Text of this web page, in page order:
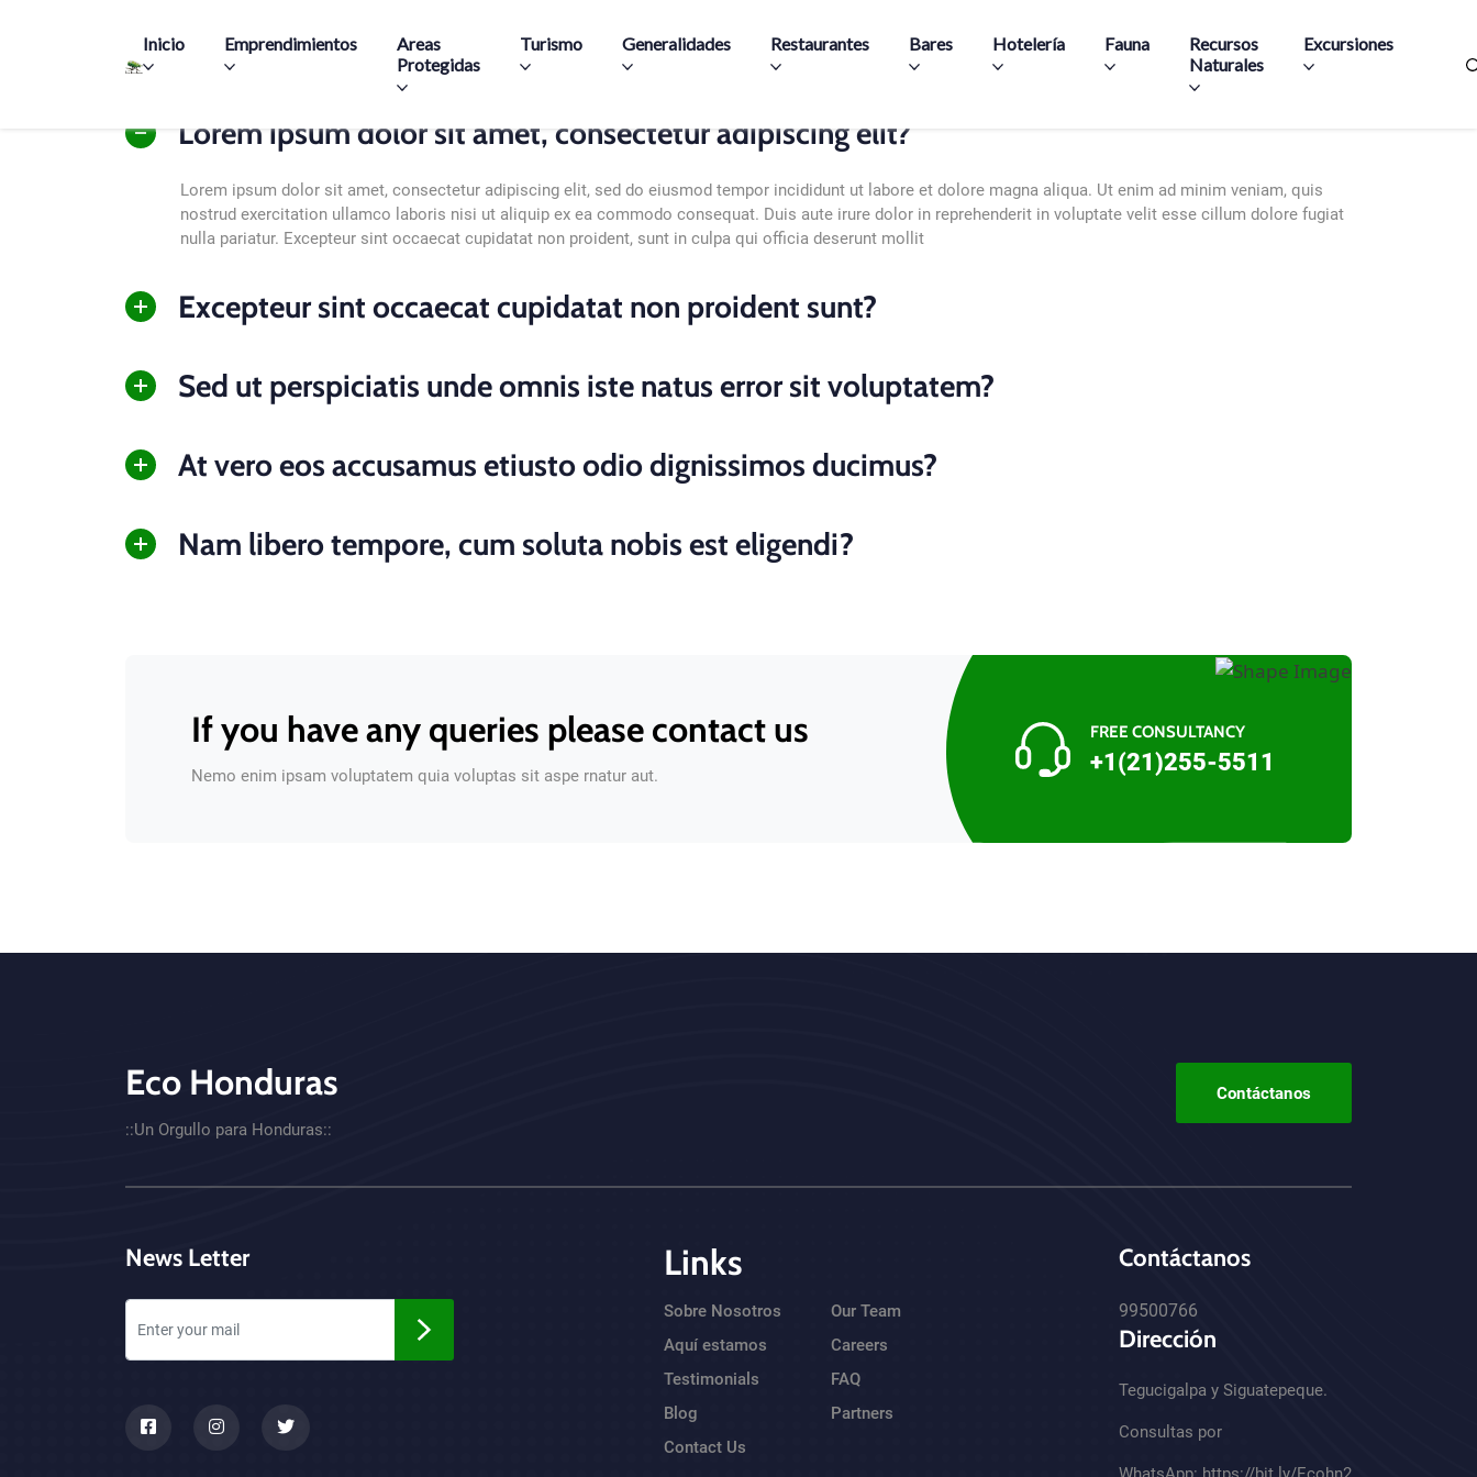
Inicio Emprendimientos
Areas
Protegidas
Turismo Generalidades Restaurantes Bares Hotelería Fauna
Recursos
Naturales
Excursiones
Lorem ipsum dolor sit amet, consectetur adipiscing elit?
Lorem ipsum dolor sit amet, consectetur adipiscing elit, sed do eiusmod tempor incididunt ut labore et dolore magna aliqua. Ut enim ad minim veniam, quis
nostrud exercitation ullamco laboris nisi ut aliquip ex ea commodo consequat. Duis aute irure dolor in reprehenderit in voluptate velit esse cillum dolore fugiat
nulla pariatur. Excepteur sint occaecat cupidatat non proident, sunt in culpa qui officia deserunt mollit
Excepteur sint occaecat cupidatat non proident sunt?
Sed ut perspiciatis unde omnis iste natus error sit voluptatem?
At vero eos accusamus etiusto odio dignissimos ducimus?
Nam libero tempore, cum soluta nobis est eligendi?
If you have any queries please contact us
Nemo enim ipsam voluptatem quia voluptas sit aspe rnatur aut.
FREE CONSULTANCY
+1(21)255-5511
CTA - Footer
Eco Honduras
::Un Orgullo para Honduras::
Contáctanos
News Letter Links
Sobre Nosotros
Aquí estamos
Testimonials
Blog
Contact Us
Our Team
Careers
FAQ
Partners
Contáctanos
99500766
Dirección
Tegucigalpa y Siguatepeque.
Consultas por